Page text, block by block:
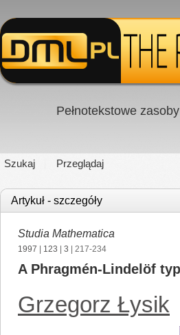
Pełnotekstowe
Szukaj Przeglądaj
Artykuł - szczegóły
Studia Mathematica
1997 123 3 | 217-234
A Phragmén-Lindelöf
Grzegorz Łysik